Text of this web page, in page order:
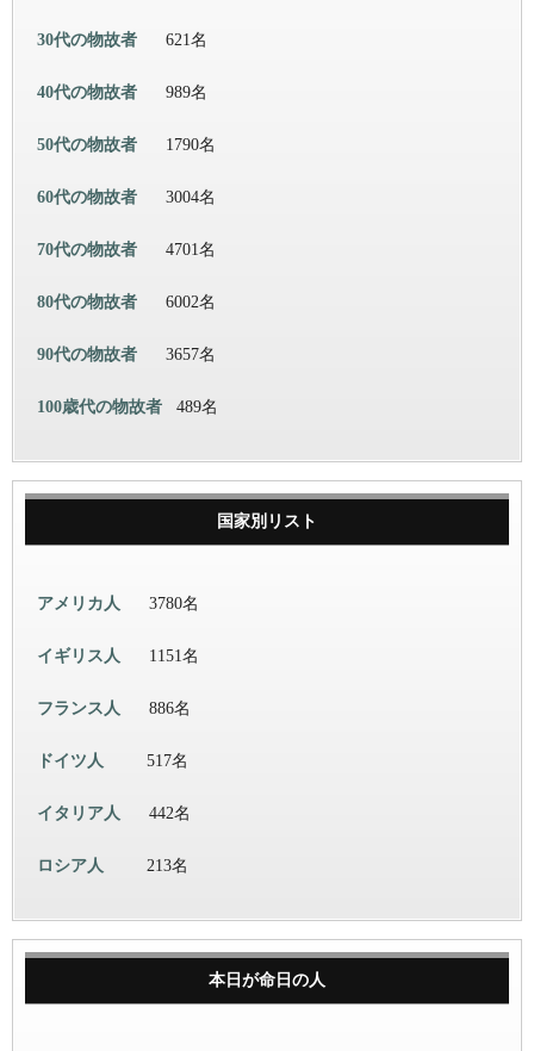
30代の物故者 621名
40代の物故者 989名
50代の物故者 1790名
60代の物故者 3004名
70代の物故者 4701名
80代の物故者 6002名
90代の物故者 3657名
100歳代の物故者 489名
国家別リスト
アメリカ人 3780名
イギリス人 1151名
フランス人 886名
ドイツ人 517名
イタリア人 442名
ロシア人 213名
本日が命日の人